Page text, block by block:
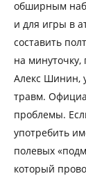
обширным
и для игры в
составить
на
Алекс Шинин,
травм.
проблемы.
употребить
полевых
который